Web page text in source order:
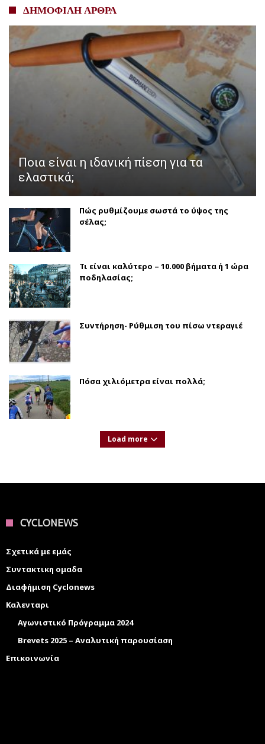
ΔΗΜΟΦΙΛΗ ΑΡΘΡΑ
Ποια είναι η ιδανική πίεση για τα
ελαστικά;
Πώς ρυθμίζουμε σωστά το ύψος της
σέλας;
Τι είναι καλύτερο – 10.000 βήματα ή 1 ώρα
ποδηλασίας;
Συντήρηση- Ρύθμιση του πίσω ντεραγιέ
Πόσα χιλιόμετρα είναι πολλά;
Load more
CYCLONEWS
Σχετικά με εμάς
Συντακτικη ομαδα
Διαφήμιση Cyclonews
Καλενταρι
Αγωνιστικό Πρόγραμμα 2024
Brevets 2025 – Αναλυτική παρουσίαση
Επικοινωνία